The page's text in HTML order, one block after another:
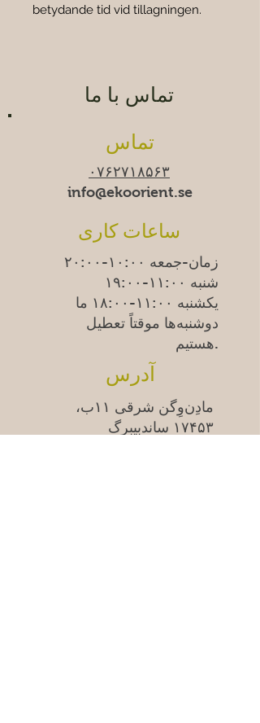
betydande tid vid tillagningen.
تماس با ما
تماس
۰۷۶۲۷۱۸۵۶۳
info@ekoorient.se
ساعات کاری
زمان-جمعه ۱۰:۰۰-۲۰:۰۰
شنبه ۱۱:۰۰-۱۹:۰۰
یکشنبه ۱۱:۰۰-۱۸:۰۰
ما
دوشنبه‌ها موقتاً تعطیل
هستیم.
آدرس
مادِن‌وِگن شرقی ۱۱ب،
۱۷۴۵۳ ساندبیبرگ